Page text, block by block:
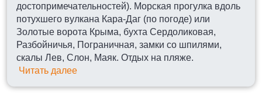
достопримечательностей). Морская прогулка вдоль
потухшего вулкана Кара-Даг (по погоде) или
Золотые ворота Крыма, бухта Сердоликовая,
Разбойничья, Пограничная, замки со шпилями,
скалы Лев, Слон, Маяк. Отдых на пляже.
Читать далее